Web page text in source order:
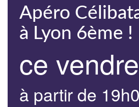
Apéro
à Lyon 6ème !
ce
à partir de